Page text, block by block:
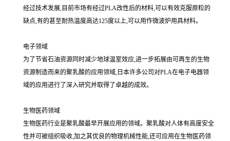
经过技术发展,目前市场有经过PLA改性后的材料,可以有效克服原粒的
缺点,有的甚至耐热温度高达125度以上,可以用作微波炉用具材料。
电子领域
为了节省石油资源同时减少地球温室效应,进一步拓展由可再生的生物
资源制造而来的聚乳酸的应用领域,日本许多公司对PLA在电子电器领
域的应用进行了深入研究并取得了卓越的成效。
生物医药领域
生物医药行业是聚乳酸最早开展应用的领域。聚乳酸对人体有高度安全
性并可被组织吸收,加之其优良的物理机械性能,还可应用在生物医药领